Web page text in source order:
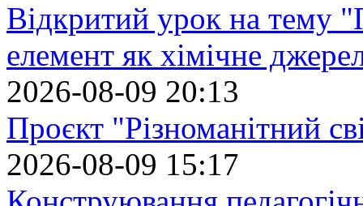
Відкритий урок на тему
елемент як хімічне
2026-08-09 20:13
Проєкт "Різноманітний
2026-08-09 15:17